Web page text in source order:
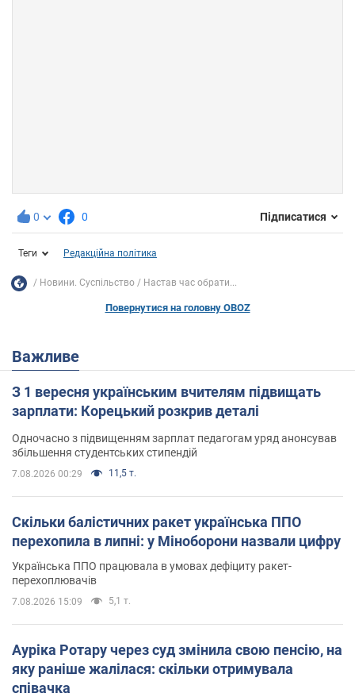
0 0 Підписатися
Теги Редакційна політика
Новини. Суспільство Настав час обрати...
Повернутися на головну OBOZ
Важливе
З 1 вересня українським вчителям підвищать
зарплати: Корецький розкрив деталі
Одночасно з підвищенням зарплат педагогам уряд анонсував
збільшення студентських стипендій
7.08.2026 00:29 11,5 т.
Скільки балістичних ракет українська ППО
перехопила в липні: у Міноборони назвали цифру
Українська ППО працювала в умовах дефіциту ракет-
перехоплювачів
7.08.2026 15:09 5,1 т.
Ауріка Ротару через суд змінила свою пенсію, на
яку раніше жалілася: скільки отримувала
співачка